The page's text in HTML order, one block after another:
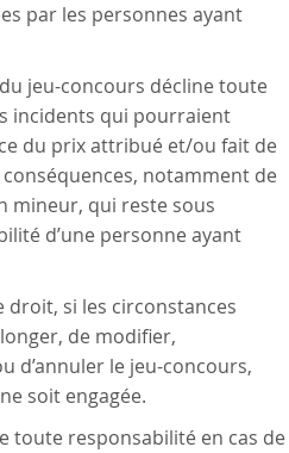
par les personnes ayant
jeu-concours décline toute
incidents qui pourraient
du prix attribué et/ou fait de
notamment de
mineur, qui reste sous
d’une personne ayant
droit, si les circonstances
de modifier,
d’annuler le jeu-concours,
soit engagée.
toute responsabilité en cas de